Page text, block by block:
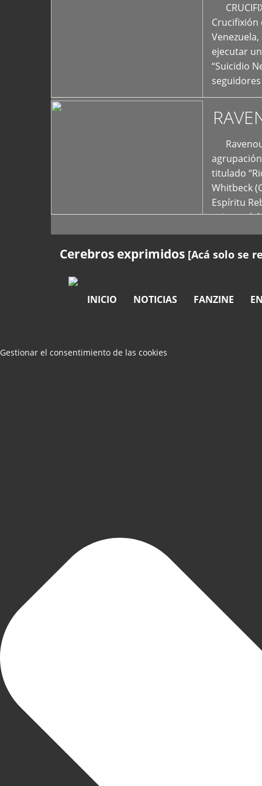
Crucifixión
ejecutar
“Suicidio
titulado
Whitbeck
Espíritu
oriente
Cerebros exprimidos [Acá solo se
INICIO NOTICIAS FANZINE
Gestionar el consentimiento de las cookies